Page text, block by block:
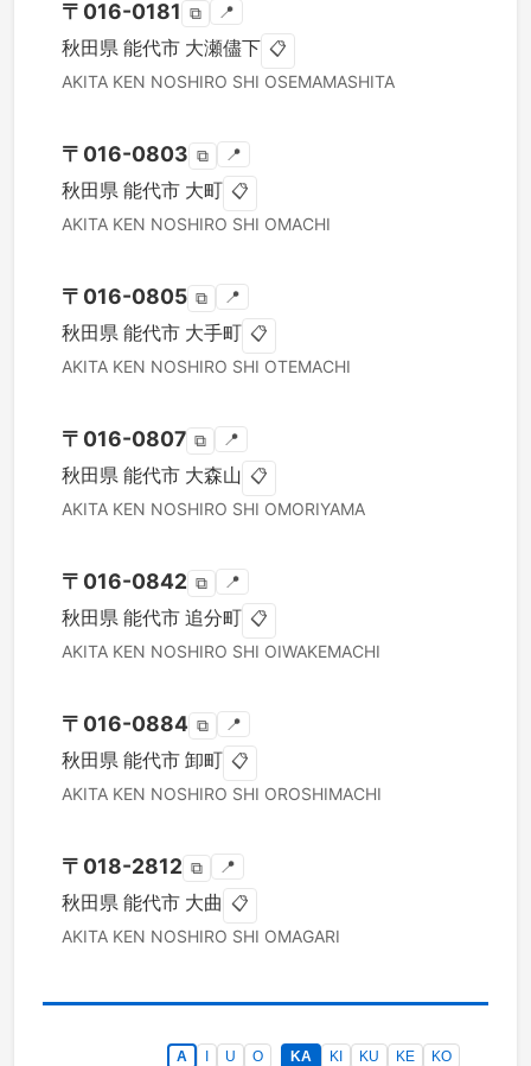
〒 016-0181 ⧉ 📍
秋田県 能代市 大瀬儘下 📋
AKITA KEN NOSHIRO SHI OSEMAMASHITA
〒 016-0803 ⧉ 📍
秋田県 能代市 大町 📋
AKITA KEN NOSHIRO SHI OMACHI
〒 016-0805 ⧉ 📍
秋田県 能代市 大手町 📋
AKITA KEN NOSHIRO SHI OTEMACHI
〒 016-0807 ⧉ 📍
秋田県 能代市 大森山 📋
AKITA KEN NOSHIRO SHI OMORIYAMA
〒 016-0842 ⧉ 📍
秋田県 能代市 追分町 📋
AKITA KEN NOSHIRO SHI OIWAKEMACHI
〒 016-0884 ⧉ 📍
秋田県 能代市 卸町 📋
AKITA KEN NOSHIRO SHI OROSHIMACHI
〒 018-2812 ⧉ 📍
秋田県 能代市 大曲 📋
AKITA KEN NOSHIRO SHI OMAGARI
A U O KA KI KU KE
KO